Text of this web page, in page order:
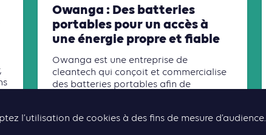
Owanga : Des batteries
portables pour un accès à
une énergie propre et fiable
Owanga est une entreprise de
cleantech qui conçoit et commercialise
des batteries portables afin de
l’utilisation de cookies à des fins de mesure d’audience.